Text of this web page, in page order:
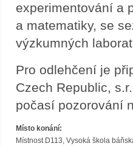
experimentování a
a matematiky, se
výzkumných
Pro odlehčení je
Czech Republic,
počasí pozorování
Místo konání:
Místnost D113, Vysoká škola